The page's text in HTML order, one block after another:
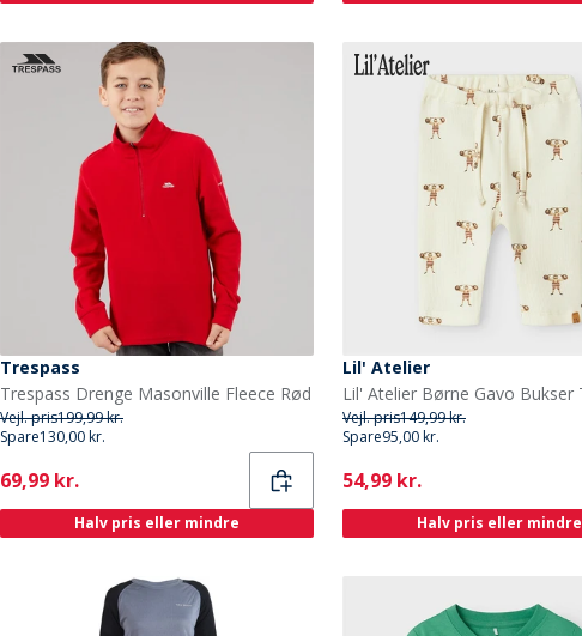
Trespass
Trespass Drenge Masonville Fleece Rød
Vejl. pris199,99 kr.
Spare130,00 kr.
Current
69,99 kr.
Halv pris eller mindre
Lil' Atelier
Vejl. pris149,99 kr.
Spare95,00 kr.
Current
54,99 kr.
Halv pris eller mindre